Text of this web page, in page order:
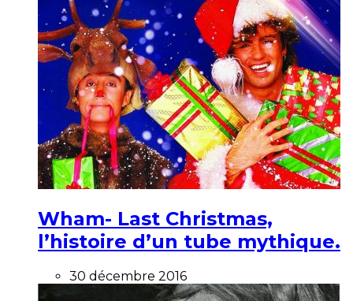
Wham- Last Christmas,
l’histoire d’un tube mythique.
30 décembre 2016